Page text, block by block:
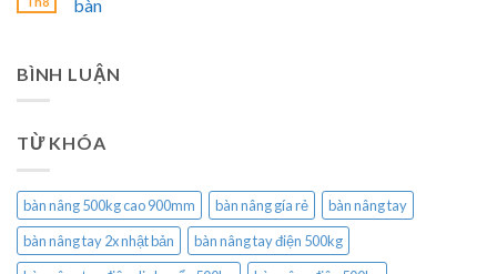
bàn
BÌNH LUẬN
TỪ KHÓA
bàn nâng 500kg cao 900mm bàn nâng gía rẻ
bàn nâng tay
bàn nâng tay 2x nhật bản
bàn nâng tay điện 500kg